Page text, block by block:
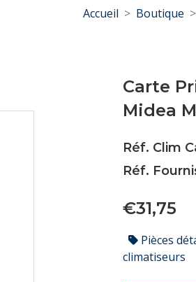
Accueil Boutique
Carte
Midea
Réf. Clim
Réf.
€31,75
Pièces
climatiseurs